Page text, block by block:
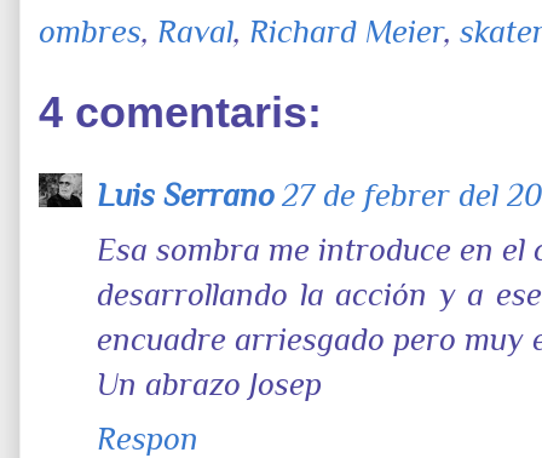
ombres, Raval, Richard Meier,
4 comentaris:
Luis Serrano 27 de febrer del
Esa sombra me introduce en el
desarrollando la acción y a
encuadre arriesgado pero muy
Un abrazo Josep
Respon